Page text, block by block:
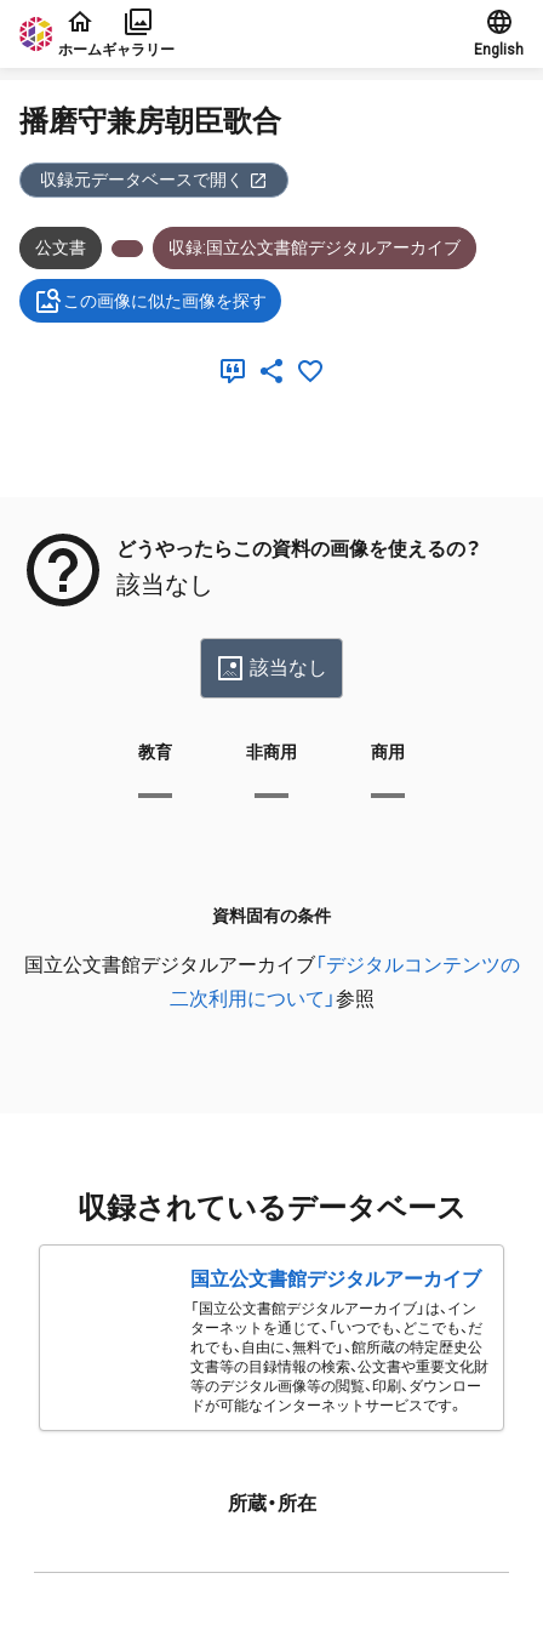
本文に飛ぶ
ホームギャラリー English
播磨守兼房朝臣歌合
収録元データベースで開く
公文書 収録:国立公文書館デジタルアーカイブ
この画像に似た画像を探す
どうやったらこの資料の画像を使えるの？
該当なし
該当なし
教育 非商用 商用
資料固有の条件
国立公文書館デジタルアーカイブ「デジタルコンテンツの
二次利用について」参照
収録されているデータベース
国立公文書館デジタルアーカイブ
「国立公文書館デジタルアーカイブ」は、イン
ターネットを通じて、「いつでも、どこでも、だ
れでも、自由に、無料で」、館所蔵の特定歴史公
文書等の目録情報の検索、公文書や重要文化財
等のデジタル画像等の閲覧、印刷、ダウンロー
ドが可能なインターネットサービスです。
所蔵・所在